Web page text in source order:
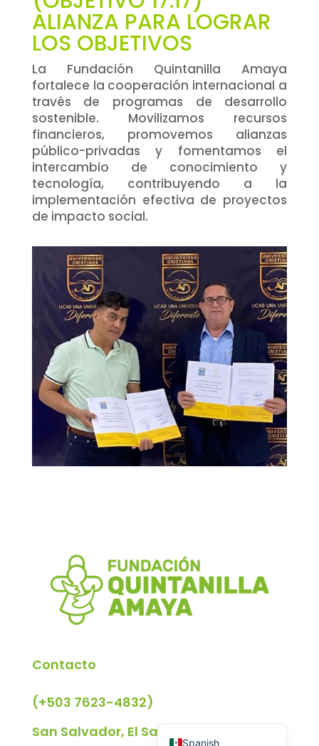
ALIANZA PARA LOGRAR
LOS OBJETIVOS
La Fundación Quintanilla Amaya
fortalece la cooperación internacional a
través de programas de desarrollo
sostenible. Movilizamos recursos
financieros, promovemos alianzas
público-privadas y fomentamos el
intercambio de conocimiento y
tecnología, contribuyendo a la
implementación efectiva de proyectos
de impacto social.
Contacto
(+503 7623-4832)
San Salvador, El Salvador
Spanish